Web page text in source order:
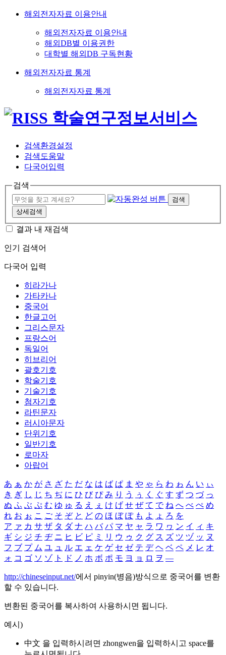
해외전자자료 이용안내
해외전자자료 이용안내
해외DB별 이용권한
대학별 해외DB 구독현황
해외전자자료 통계
해외전자자료 통계
검색환경설정
검색도움말
다국어입력
검색
검색
상세검색
결과 내 재검색
인기 검색어
다국어 입력
히라가나
가타카나
중국어
한글고어
그리스문자
프랑스어
독일어
히브리어
괄호기호
학술기호
기술기호
첨자기호
라틴문자
러시아문자
단위기호
일반기호
로마자
아랍어
あ ぁ か が さ ざ た だ な は ば ぱ ま や ゃ ら わ ゎ ん い ぃ
き ぎ し じ ち ぢ に ひ び ぴ み り う ぅ く ぐ す ず つ づ っ
ぬ ふ ぶ ぷ む ゆ ゅ る え ぇ け げ せ ぜ て で ね へ べ ぺ め
れ お ぉ こ ご そ ぞ と ど の ほ ぼ ぽ も よ ょ ろ を
ア ァ カ サ ザ タ ダ ナ ハ バ パ マ ヤ ャ ラ ワ ヮ ン イ ィ キ
ギ シ ジ チ ヂ ニ ヒ ビ ピ ミ リ ウ ゥ ク グ ス ズ ツ ヅ ッ ヌ
フ ブ プ ム ユ ュ ル エ ェ ケ ゲ セ ゼ テ デ ヘ ベ ペ メ レ オ
ォ コ ゴ ソ ゾ ト ド ノ ホ ボ ポ モ ヨ ョ ロ ヲ ―
http://chineseinput.net/에서 pinyin(병음)방식으로 중국어를 변환
할 수 있습니다.
변환된 중국어를 복사하여 사용하시면 됩니다.
예시)
中文 을 입력하시려면 zhongwen을 입력하시고 space를